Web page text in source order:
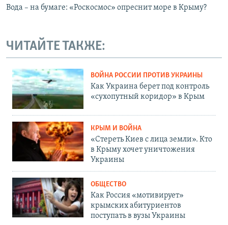
Вода – на бумаге: «Роскосмос» опреснит море в Крыму?
ЧИТАЙТЕ ТАКЖЕ:
ВОЙНА РОССИИ ПРОТИВ УКРАИНЫ
Как Украина берет под контроль
«сухопутный коридор» в Крым
КРЫМ И ВОЙНА
«Стереть Киев с лица земли». Кто
в Крыму хочет уничтожения
Украины
ОБЩЕСТВО
Как Россия «мотивирует»
крымских абитуриентов
поступать в вузы Украины